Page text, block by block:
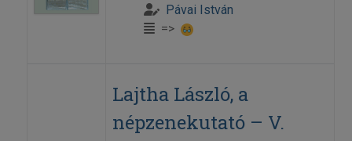
Pávai István
=>
Lajtha László, a
népzenekutató – V.